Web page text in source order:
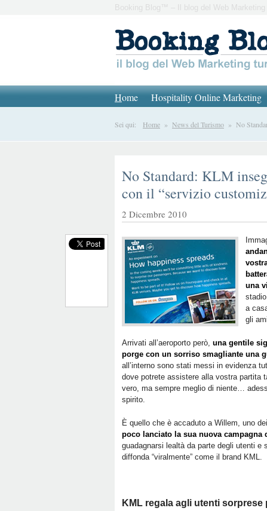
Booking Blog™ – Il blog del Web Marketing
Home Hospitality Online Marketing
Sei qui: Home » News del Turismo » No
No Standard: KLM
con il “servizio
2 Dicembre 2010
una
a
gli
Arrivati all’aeroporto però, una gentile
porge con un sorriso smagliante una
all’interno sono stati messi in evidenza
dove potrete assistere alla vostra partita
vero, ma sempre meglio di niente…
spirito.
È quello che è accaduto a Willem, uno
poco lanciato la sua nuova campagna
guadagnarsi lealtà da parte degli utenti e
diffonda “viralmente” come il brand KML.
KML regala agli utenti sorprese